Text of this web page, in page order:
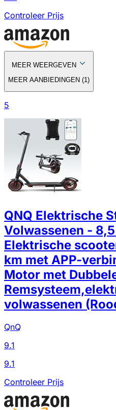
Controleer Prijs
MEER WEERGEVEN
MEER AANBIEDINGEN (1)
5
QNQ Elektrische
Volwassenen -
Elektrische
km met APP-
Motor met
volwassenen
QnQ
9.1
9.1
Controleer Prijs